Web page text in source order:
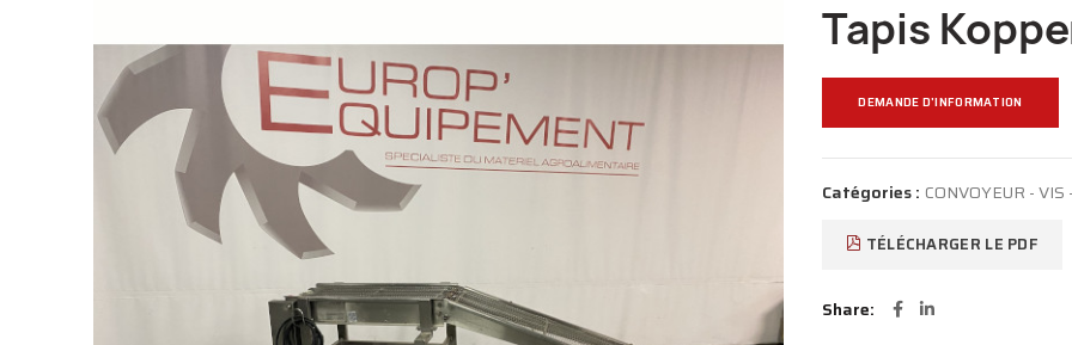
Tapis
DEMANDE D'INFORMATION
Catégories : CONVOYEUR -
TÉLÉCHARGER LE PDF
Share